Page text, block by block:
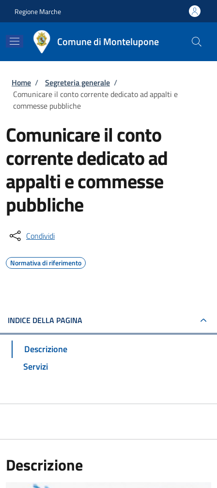
Regione Marche
Comune di Montelupone
Briciole di pane
Home / Segreteria generale /
Comunicare il conto corrente dedicato ad appalti e
commesse pubbliche
Comunicare il conto
corrente dedicato ad
appalti e commesse
pubbliche
Condividi
Normativa di riferimento
INDICE DELLA PAGINA
Descrizione
Servizi
Descrizione